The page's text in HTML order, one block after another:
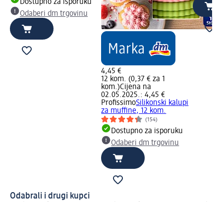
Dostupno za isporuku
Odaberi dm trgovinu
4,45 €
12 kom. (0,37 € za 1
kom.)Cijena na
02.05.2025.: 4,45 €
ProfissimoSilikonski kalupi
za muffine, 12 kom.
(154)
Dostupno za isporuku
Odaberi dm trgovinu
Odabrali i drugi kupci